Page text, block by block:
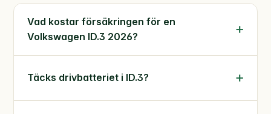
Vad kostar försäkringen för en
Volkswagen ID.3 2026?
Täcks drivbatteriet i ID.3?